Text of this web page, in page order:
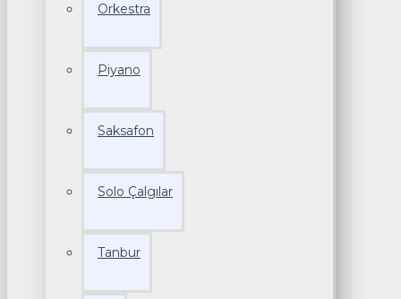
Orkestra
Piyano
Saksafon
Solo Çalgılar
Tanbur